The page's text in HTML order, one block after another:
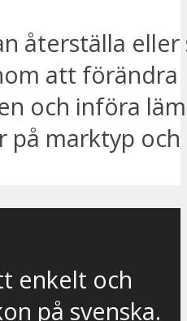
återställa eller
att förändra
och införa
på marktyp
enkelt och
på svenska.